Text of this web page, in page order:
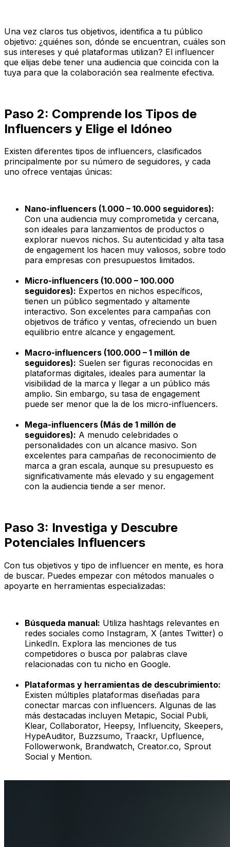
Una vez claros tus objetivos, identifica a tu público
objetivo: ¿quiénes son, dónde se encuentran, cuáles son
sus intereses y qué plataformas utilizan? El influencer
que elijas debe tener una audiencia que coincida con la
tuya para que la colaboración sea realmente efectiva.
Paso 2: Comprende los Tipos de
Influencers y Elige el Idóneo
Existen diferentes tipos de influencers, clasificados
principalmente por su número de seguidores, y cada
uno ofrece ventajas únicas:
Nano-influencers (1.000 – 10.000 seguidores):
Con una audiencia muy comprometida y cercana,
son ideales para lanzamientos de productos o
explorar nuevos nichos. Su autenticidad y alta tasa
de engagement los hacen muy valiosos, sobre todo
para empresas con presupuestos limitados.
Micro-influencers (10.000 – 100.000
seguidores): Expertos en nichos específicos,
tienen un público segmentado y altamente
interactivo. Son excelentes para campañas con
objetivos de tráfico y ventas, ofreciendo un buen
equilibrio entre alcance y engagement.
Macro-influencers (100.000 – 1 millón de
seguidores): Suelen ser figuras reconocidas en
plataformas digitales, ideales para aumentar la
visibilidad de la marca y llegar a un público más
amplio. Sin embargo, su tasa de engagement
puede ser menor que la de los micro-influencers.
Mega-influencers (Más de 1 millón de
seguidores): A menudo celebridades o
personalidades con un alcance masivo. Son
excelentes para campañas de reconocimiento de
marca a gran escala, aunque su presupuesto es
significativamente más elevado y su engagement
con la audiencia tiende a ser menor.
Paso 3: Investiga y Descubre
Potenciales Influencers
Con tus objetivos y tipo de influencer en mente, es hora
de buscar. Puedes empezar con métodos manuales o
apoyarte en herramientas especializadas:
Búsqueda manual: Utiliza hashtags relevantes en
redes sociales como Instagram, X (antes Twitter) o
LinkedIn. Explora las menciones de tus
competidores o busca por palabras clave
relacionadas con tu nicho en Google.
Plataformas y herramientas de descubrimiento:
Existen múltiples plataformas diseñadas para
conectar marcas con influencers. Algunas de las
más destacadas incluyen Metapic, Social Publi,
Klear, Collaborator, Heepsy, Influencity, Skeepers,
HypeAuditor, Buzzsumo, Traackr, Upfluence,
Followerwonk, Brandwatch, Creator.co, Sprout
Social y Mention.